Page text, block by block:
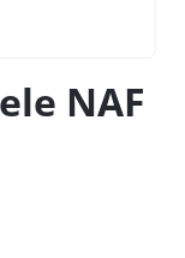
NAF